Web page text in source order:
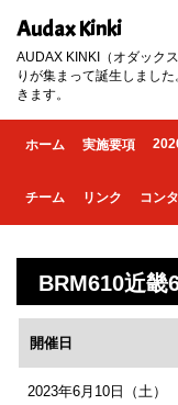
Audax Kinki
AUDAX KINKI（オダック
りが集まって誕生しまし
きます。
ホーム 実施要項
チーム リンク コン
BRM610近畿
開催日
2023年6月10日（土）